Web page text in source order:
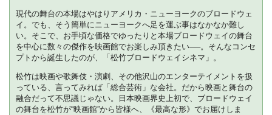
でお届けする「松竹ブロードウェイシネ
マ」。2017年の特別上映の成功を受け、
2019年4月からシリーズ化。そして今回、
トニー賞を総なめにした、伝説の傑作ロ
ングラン・ミュージカル3作品「エニシン
グ・ゴーズ」「インディセント」「タイ
タニック」を「松竹ブロードウェイシネ
マ 2025 秋」として、全国順次公開して
います。...
現代の舞台の本場はやはりアメリカ・ニューヨークのブロードウェ
イ。でも、そう簡単にニューヨークへ足を運ぶ事はなかなか難し
い。そこで、お手頃な価格でゆったりと本場ブロードウェイの舞台
を中心に数々の傑作を映画館でお楽しみ頂きたい──。そんなコンセ
プトから誕生したのが、「松竹ブロードウェイシネマ」。
松竹は映画や歌舞伎・演劇、その他沢山のエンターテイメントを扱
っている、言ってみれば「総合芸術」な会社。だから映画と舞台の
融合だって不思議じゃない。日本映画界史上初で、ブロードウェイ
の舞台を松竹が“映画館”から皆様へ、《最高な形》でお届けしま